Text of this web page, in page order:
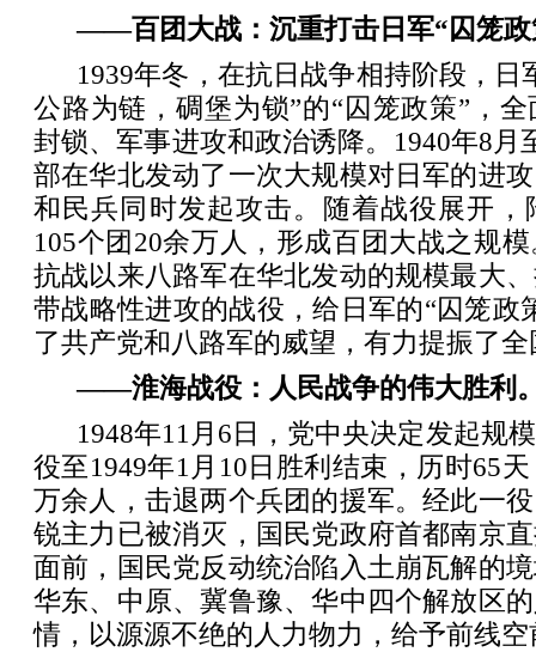
——百团大战：沉重打击日军“囚笼政
1939年冬，在抗日战争相持阶段，日
公路为链，碉堡为锁”的“囚笼政策”，
封锁、军事进攻和政治诱降。1940年8月
部在华北发动了一次大规模对日军的进
和民兵同时发起攻击。随着战役展开，
105个团20余万人，形成百团大战之规
抗战以来八路军在华北发动的规模最大
带战略性进攻的战役，给日军的“囚笼政
了共产党和八路军的威望，有力提振了
——淮海战役：人民战争的伟大胜利
1948年11月6日，党中央决定发起规
役至1949年1月10日胜利结束，历时65
万余人，击退两个兵团的援军。经此一
锐主力已被消灭，国民党政府首都南京
面前，国民党反动统治陷入土崩瓦解的
华东、中原、冀鲁豫、华中四个解放区
情，以源源不绝的人力物力，给予前线